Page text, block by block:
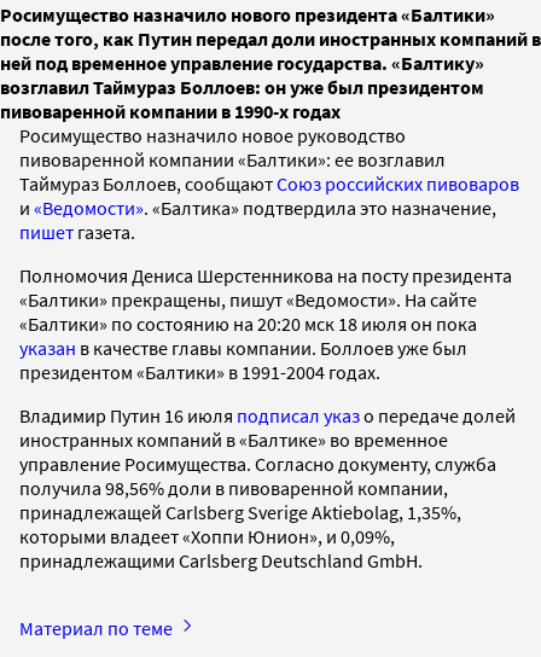
Росимущество назначило нового президента «Балтики»
после того, как Путин передал доли иностранных компаний в
ней под временное управление государства. «Балтику»
возглавил Таймураз Боллоев: он уже был президентом
пивоваренной компании в 1990-х годах
Росимущество назначило новое руководство
пивоваренной компании «Балтики»: ее возглавил
Таймураз Боллоев, сообщаютСоюз российских пивоваров
и «Ведомости». «Балтика» подтвердила это назначение,
пишет газета.
Полномочия Дениса Шерстенникова на посту президента
«Балтики» прекращены, пишут «Ведомости». На сайте
«Балтики» по состоянию на 20:20 мск 18 июля он пока
указан в качестве главы компании. Боллоев уже был
президентом «Балтики» в 1991-2004 годах.
Владимир Путин 16 июля подписал указо передаче долей
иностранных компаний в «Балтике» во временное
управление Росимущества. Согласно документу, служба
получила 98,56% доли в пивоваренной компании,
принадлежащей Carlsberg Sverige Aktiebolag, 1,35%,
которыми владеет «Хоппи Юнион», и 0,09%,
принадлежащими Carlsberg Deutschland GmbH.
Материал по теме